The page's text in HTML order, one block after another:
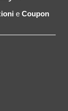
e Coupon